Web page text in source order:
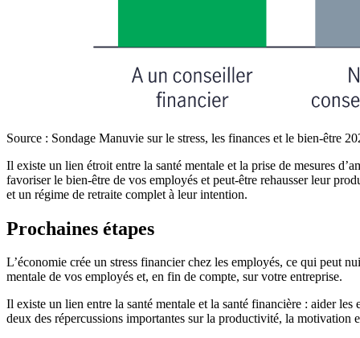
Source : Sondage Manuvie sur le stress, les finances et le bien-être
Il existe un lien étroit entre la santé mentale et la prise de mesures
favoriser le bien-être de vos employés et peut-être rehausser leur
et un régime de retraite complet à leur intention.
Prochaines étapes
L’économie crée un stress financier chez les employés, ce qui peut
mentale de vos employés et, en fin de compte, sur votre entreprise.
Il existe un lien entre la santé mentale et la santé financière : aider
deux des répercussions importantes sur la productivité, la motivation